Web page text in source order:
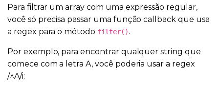
Para filtrar um array com uma expressão regular,
você só precisa passar uma função callback que usa
a regex para o método filter().
Por exemplo, para encontrar qualquer string que
comece com a letra A, você poderia usar a regex
/^A/i: